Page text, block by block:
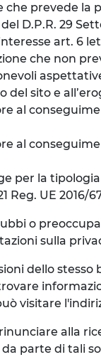
che prevede
D.P.R. 29
art. 6
che non
sito e
al
al
per la
Reg. UE 2016/
o
sulla
dello
visitare
alla
parte di tali